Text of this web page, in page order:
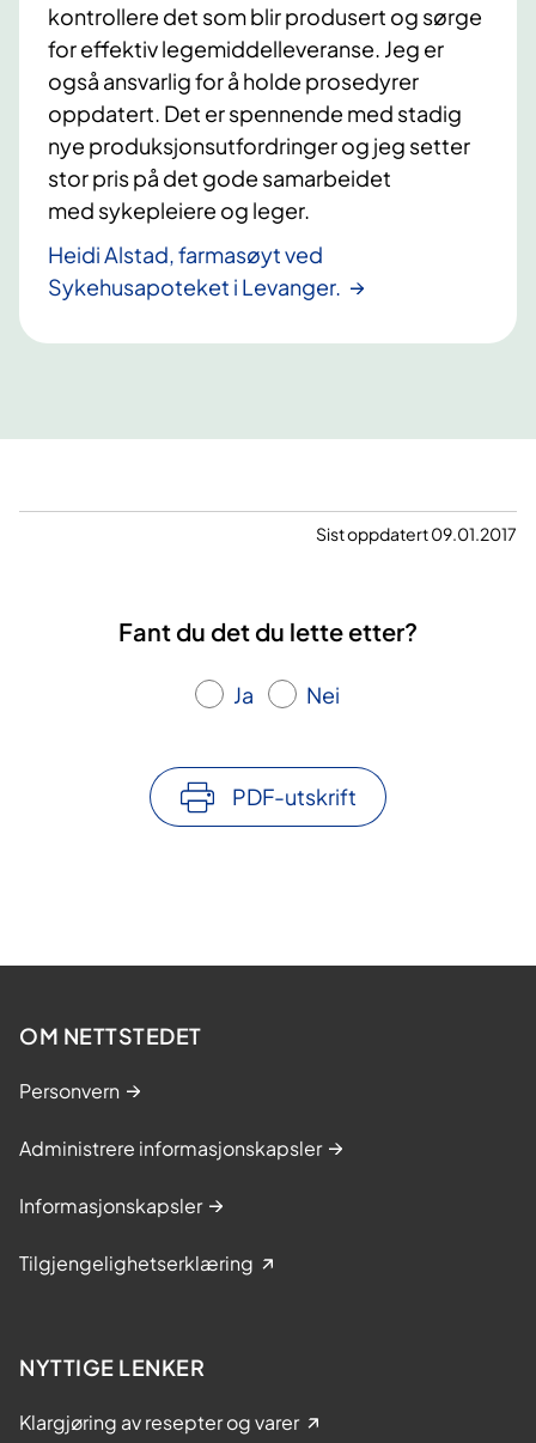
kontrollere det som blir produsert og sørge
for effektiv legemiddelleveranse. Jeg er
også ansvarlig for å holde prosedyrer
oppdatert. Det er spennende med stadig
nye produksjonsutfordringer og jeg setter
stor pris på det gode samarbeidet
med sykepleiere og leger.
Heidi Alstad, farmasøyt ved
Sykehusapoteket i Levanger.
Sist oppdatert 09.01.2017
Fant du det du lette etter?
Ja Nei
PDF-utskrift
OM NETTSTEDET
Personvern
Administrere informasjonskapsler
Informasjonskapsler
Tilgjengelighetserklæring
NYTTIGE LENKER
Klargjøring av resepter og varer